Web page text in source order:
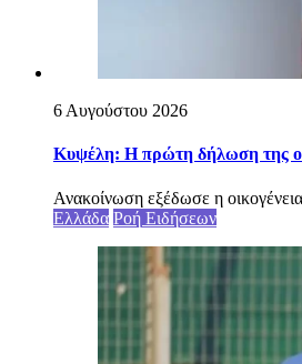
6 Αυγούστου 2026
Κυψέλη: Η πρώτη δήλωση της
Ανακοίνωση εξέδωσε η
Ελλάδα Ροή Ειδήσεων